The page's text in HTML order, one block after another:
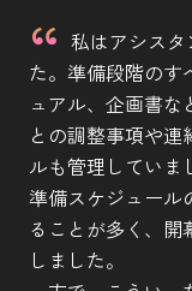
私はアシス
た。準備段階のす
ュアル、企画書
との調整事項や
ルも管理していま
準備スケジュール
ることが多く、
しました。